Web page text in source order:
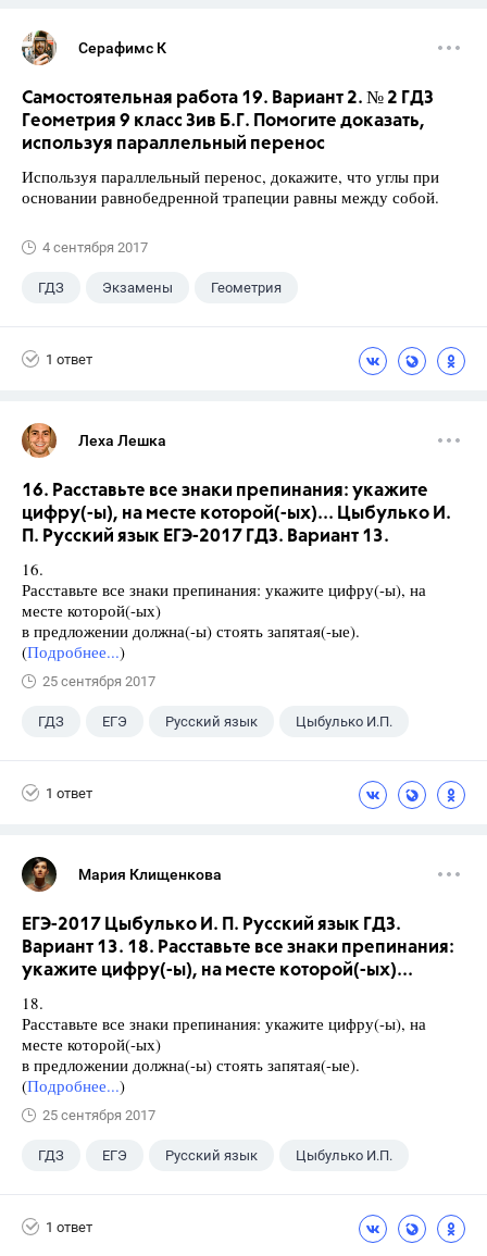
Серафимс К
Самостоятельная работа 19. Вариант 2. № 2 ГДЗ
Геометрия 9 класс Зив Б.Г. Помогите доказать,
используя параллельный перенос
Используя параллельный перенос, докажите, что углы при
основании равнобедренной трапеции равны между собой.
4 сентября 2017
ГДЗ Экзамены Геометрия
1 ответ
Леха Лешка
16. Расставьте все знаки препинания: укажите
цифру(-ы), на месте которой(-ых)... Цыбулько И.
П. Русский язык ЕГЭ-2017 ГДЗ. Вариант 13.
16.
Расставьте все знаки препинания: укажите цифру(-ы), на
месте которой(-ых)
в предложении должна(-ы) стоять запятая(-ые).
(Подробнее...)
25 сентября 2017
ГДЗ ЕГЭ Русский язык Цыбулько И.П.
1 ответ
Мария Клищенкова
ЕГЭ-2017 Цыбулько И. П. Русский язык ГДЗ.
Вариант 13. 18. Расставьте все знаки препинания:
укажите цифру(-ы), на месте которой(-ых)...
18.
Расставьте все знаки препинания: укажите цифру(-ы), на
месте которой(-ых)
в предложении должна(-ы) стоять запятая(-ые).
(Подробнее...)
25 сентября 2017
ГДЗ ЕГЭ Русский язык Цыбулько И.П.
1 ответ